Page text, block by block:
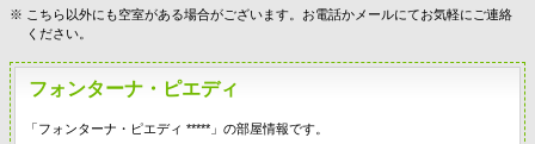
こちら以外にも空室がある場合がございます。お電話かメールにてお気軽にご連絡
ください。
フォンターナ・ピエディ
「フォンターナ・ピエディ *****」の部屋情報です。